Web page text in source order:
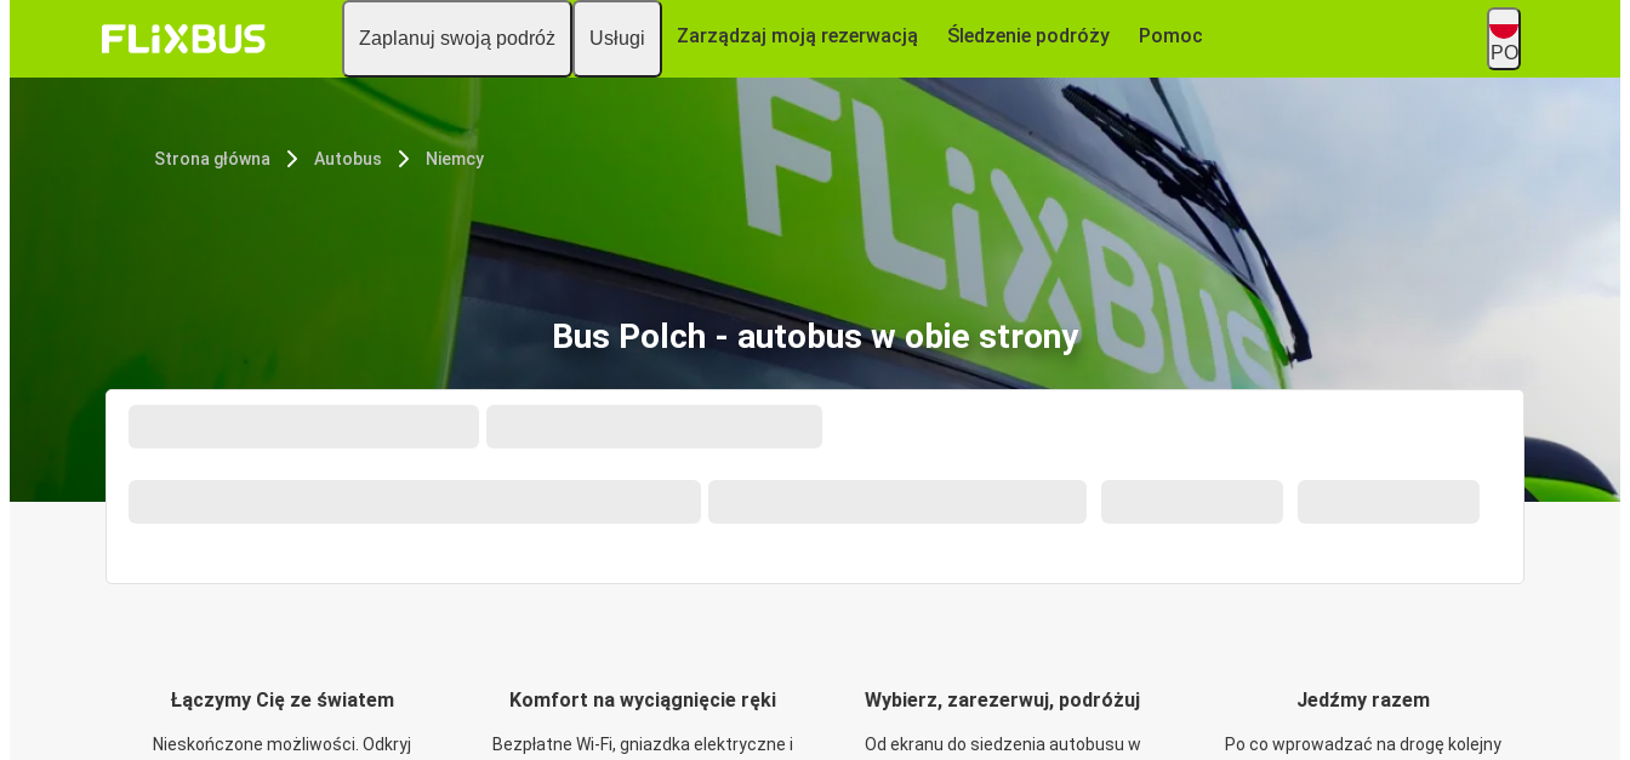
Zaplanuj swoją podróż Usługi Zarządzaj moją rezerwacją Śledzenie podróży Pomoc
PO
Strona główna Autobus Niemcy
Bus Polch - autobus w obie strony
Łączymy Cię ze światem
Nieskończone możliwości. Odkryj
Komfort na wyciągnięcie ręki
Bezpłatne Wi-Fi, gniazdka elektryczne i
Wybierz, zarezerwuj, podróżuj
Od ekranu do siedzenia autobusu w
Jedźmy razem
Po co wprowadzać na drogę kolejny